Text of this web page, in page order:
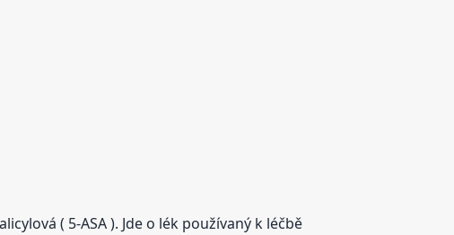
( 5-ASA ). Jde o lék používaný k léčbě